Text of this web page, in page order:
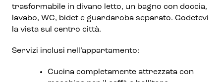
trasformabile in divano letto, un bagno con doccia,
lavabo, WC, bidet e guardaroba separato. Godetevi
la vista sul centro città.
Servizi inclusi nell’appartamento:
Cucina completamente attrezzata con